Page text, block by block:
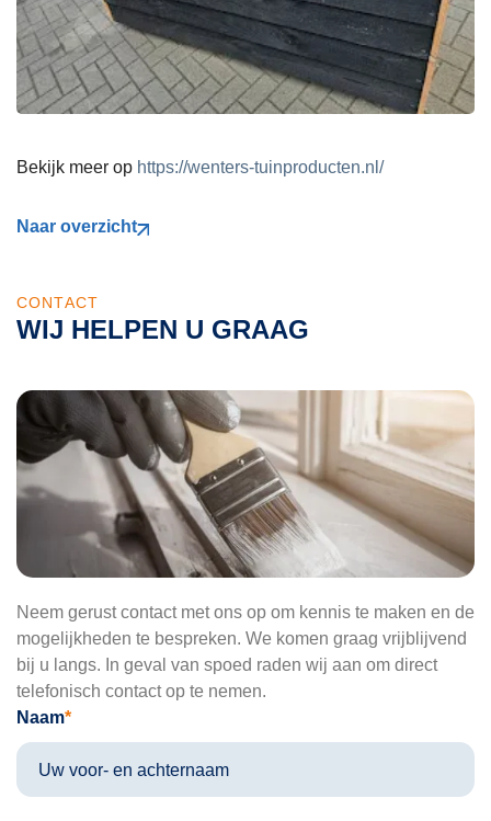
Bekijk meer op https://wenters-tuinproducten.nl/
Naar overzicht
CONTACT
WIJ HELPEN U GRAAG
Neem gerust contact met ons op om kennis te maken en de
mogelijkheden te bespreken. We komen graag vrijblijvend
bij u langs. In geval van spoed raden wij aan om direct
telefonisch contact op te nemen.
Naam